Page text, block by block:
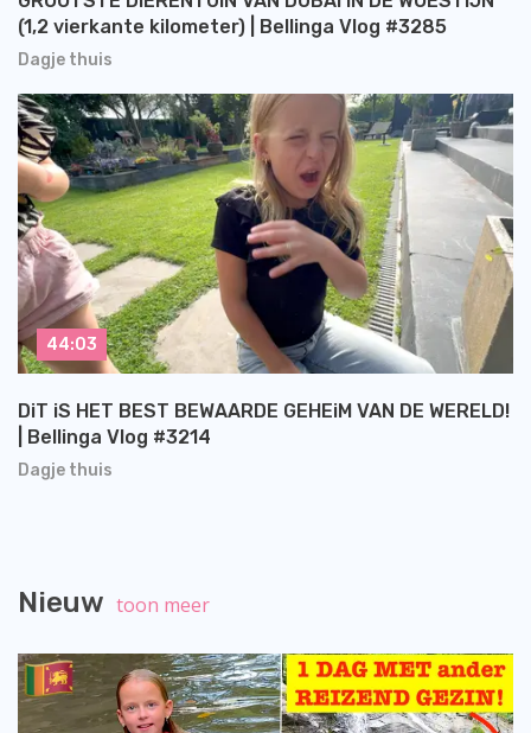
Dagje thuis
(1,2 vierkante kilometer) | Bellinga Vlog #3285
Dagje thuis
DiT iS HET BEST BEWAARDE GEHEiM VAN DE WERELD!
| Bellinga Vlog #3214
44:03
Nieuw toon meer